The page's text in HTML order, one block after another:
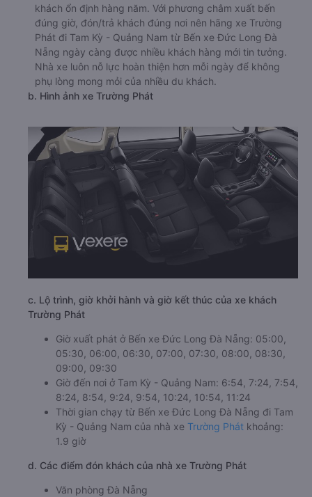
khách ổn định hàng năm. Với phương châm xuất bến
đúng giờ, đón/trả khách đúng nơi nên hãng xe Trường
Phát đi Tam Kỳ - Quảng Nam từ Bến xe Đức Long Đà
Nẵng ngày càng được nhiều khách hàng mới tin tưởng.
Nhà xe luôn nỗ lực hoàn thiện hơn mỗi ngày để không
phụ lòng mong mỏi của nhiều du khách.
b. Hình ảnh xe Trường Phát
c. Lộ trình, giờ khởi hành và giờ kết thúc của xe khách
Trường Phát
Giờ xuất phát ở Bến xe Đức Long Đà Nẵng: 05:00,
05:30, 06:00, 06:30, 07:00, 07:30, 08:00, 08:30,
09:00, 09:30
Giờ đến nơi ở Tam Kỳ - Quảng Nam: 6:54, 7:24, 7:54,
8:24, 8:54, 9:24, 9:54, 10:24, 10:54, 11:24
Thời gian chạy từ Bến xe Đức Long Đà Nẵng đi Tam
Kỳ - Quảng Nam của nhà xe Trường Phát khoảng:
1.9 giờ
d. Các điểm đón khách của nhà xe Trường Phát
Văn phòng Đà Nẵng